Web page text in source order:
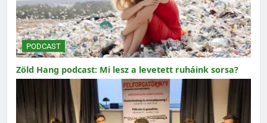
PODCAST
Zöld Hang podcast: Mi lesz a levetett ruháink sorsa?